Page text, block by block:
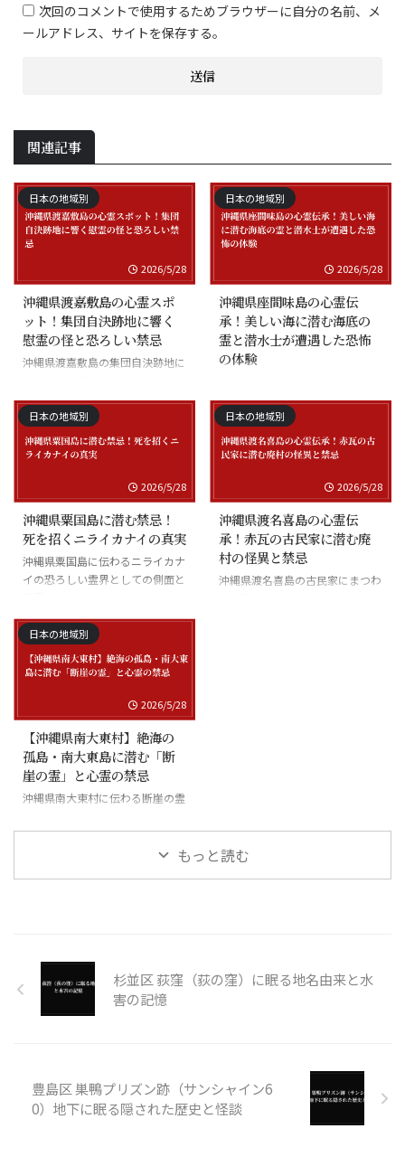
次回のコメントで使用するためブラウザーに自分の名前、メ
ールアドレス、サイトを保存する。
関連記事
日本の地域別
2026/5/28
沖縄県渡嘉敷島の心霊スポ
ット！集団自決跡地に響く
慰霊の怪と恐ろしい禁忌
沖縄県渡嘉敷島の集団自決跡地に
日本の地域別
2026/5/28
沖縄県座間味島の心霊伝
承！美しい海に潜む海底の
霊と潜水士が遭遇した恐怖
の体験
士の怪談
日本の地域別
2026/5/28
沖縄県粟国島に潜む禁忌！
死を招くニライカナイの真実
沖縄県粟国島に伝わるニライカナ
イの恐ろしい霊界としての側面と
日本の地域別
2026/5/28
沖縄県渡名喜島の心霊伝
承！赤瓦の古民家に潜む廃
村の怪異と禁忌
沖縄県渡名喜島の古民家にまつわ
日本の地域別
2026/5/28
【沖縄県南大東村】絶海の
孤島・南大東島に潜む「断
崖の霊」と心霊の禁忌
沖縄県南大東村に伝わる断崖の霊
もっと読む
杉並区 荻窪（荻の窪）に眠る地名由来と水
害の記憶
豊島区 巣鴨プリズン跡（サンシャイン6
0）地下に眠る隠された歴史と怪談